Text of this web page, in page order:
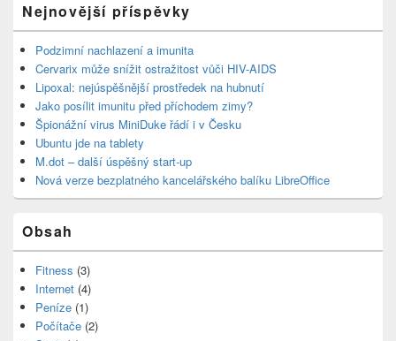
Sidebar
Widget
Area
Nejnovější příspěvky
Podzimní nachlazení a imunita
Cervarix může snížit ostražitost vůči HIV-AIDS
Lipoxal: nejúspěšnější prostředek na hubnutí
Jako posílit imunitu před příchodem zimy?
Špionážní virus MiniDuke řádí i v Česku
Ubuntu jde na tablety
M.dot – další úspěšný start-up
Nová verze bezplatného kancelářského balíku LibreOffice
Obsah
Fitness (3)
Internet (4)
Peníze (1)
Počítače (2)